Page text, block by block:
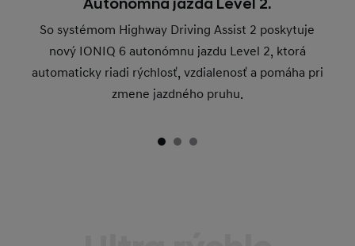
Autonómna jazda Level 2.
So systémom Highway Driving Assist 2 poskytuje
nový IONIQ 6 autonómnu jazdu Level 2, ktorá
automaticky riadi rýchlosť, vzdialenosť a pomáha pri
zmene jazdného pruhu.